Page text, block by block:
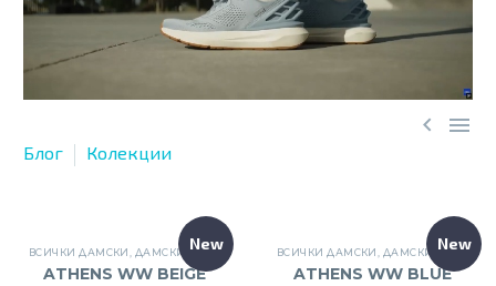
 
Блог Колекции
New
ВСИЧКИ ДАМСКИ , ДАМСКИ ОБУВКИ ДАМСКИ СПОРТНИ ОБУВКИ,НОВИ ДАМСКИ
ATHENS WW BEIGE
New
ВСИЧКИ ДАМСКИ , ДАМСКИ ОБУВКИ
ATHENS WW BLUE